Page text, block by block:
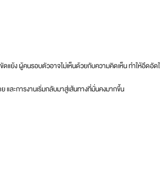
ย้ง ผู้คนรอบตัวอาจไม่เห็นด้วยกับความคิดเห็น ทำให้อึดอัด
ะการงานเริ่มกลับมาสู่เส้นทางที่มั่นคงมากขึ้น